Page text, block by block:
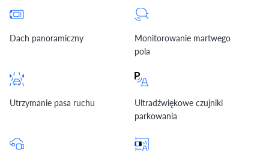
Dach panoramiczny
Monitorowanie martwego
pola
Utrzymanie pasa ruchu
Ultradźwiękowe czujniki
parkowania